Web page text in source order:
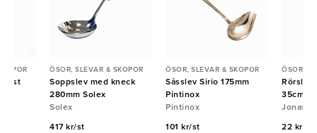
ÖSOR, SLEVAR & SKOPOR
Soppslev med kneck
280mm Solex
Solex
417 kr/st
ÖSOR, SLEVAR & SKOPOR
Såsslev Sirio 175mm
Pintinox
Pintinox
101 kr/st
ÖSOR,
Rörslev
35cm
Jonas
22 kr/st